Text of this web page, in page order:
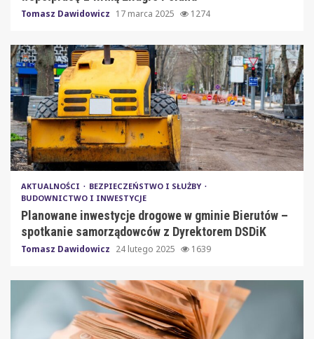
Tomasz Dawidowicz 17 marca 2025 1274
AKTUALNOŚCI
BEZPIECZEŃSTWO I SŁUŻBY
BUDOWNICTWO I INWESTYCJE
Planowane inwestycje drogowe w gminie Bierutów –
spotkanie samorządowców z Dyrektorem DSDiK
Tomasz Dawidowicz 24 lutego 2025 1639